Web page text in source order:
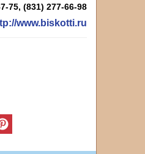
75, (831) 277-66-98
www.biskotti.ru